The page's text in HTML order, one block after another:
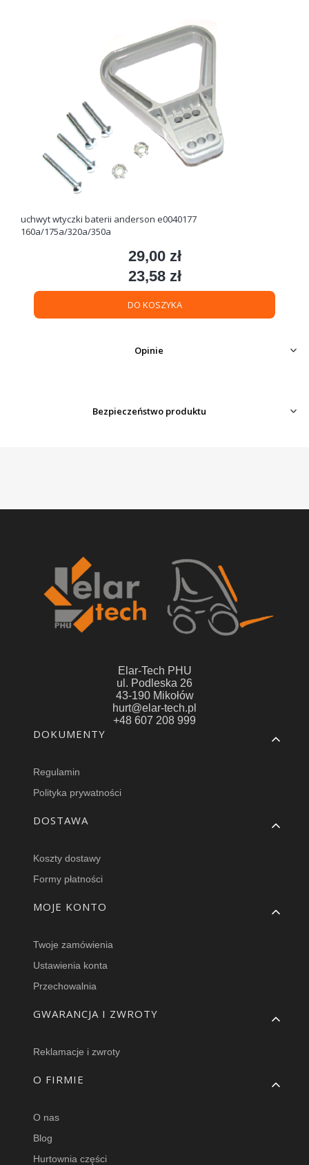
uchwyt wtyczki baterii anderson e0040177
160a/175a/320a/350a
Cena
29,00 zł
Cena
23,58 zł
DO KOSZYKA
Opinie
Bezpieczeństwo produktu
Elar-Tech PHU
ul. Podleska 26
43-190 Mikołów
hurt@elar-tech.pl
+48 607 208 999
Linki w stopce
DOKUMENTY
Regulamin
Polityka prywatności
DOSTAWA
Koszty dostawy
Formy płatności
MOJE KONTO
Twoje zamówienia
Ustawienia konta
Przechowalnia
GWARANCJA I ZWROTY
Reklamacje i zwroty
O FIRMIE
O nas
Blog
Hurtownia części